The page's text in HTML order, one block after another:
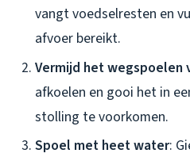
vangt voedselresten en
afvoer bereikt.
Vermijd het wegspoelen
afkoelen en gooi het in
stolling te voorkomen.
Spoel met heet water: